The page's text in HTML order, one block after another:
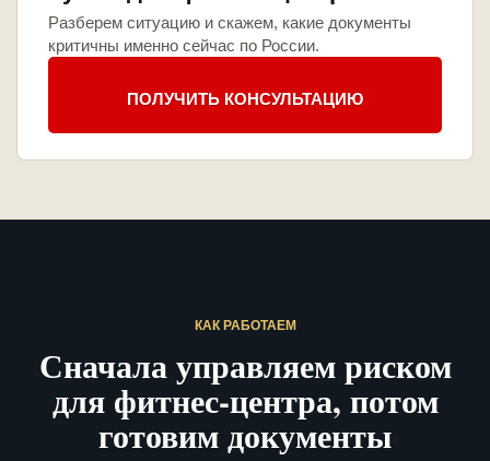
Разберем ситуацию и скажем, какие документы
критичны именно сейчас по России.
ПОЛУЧИТЬ КОНСУЛЬТАЦИЮ
КАК РАБОТАЕМ
Сначала управляем риском
для фитнес-центра, потом
готовим документы